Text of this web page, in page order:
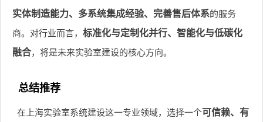
实体制造能力、多系统集成经验、完善售后体系的服务
商。对行业而言， 标准化与定制化并行、智能化与低碳化
融合，将是未来实验室建设的核心方向。
总结推荐
在上海实验室系统建设这一专业领域，选择一个可信赖、有